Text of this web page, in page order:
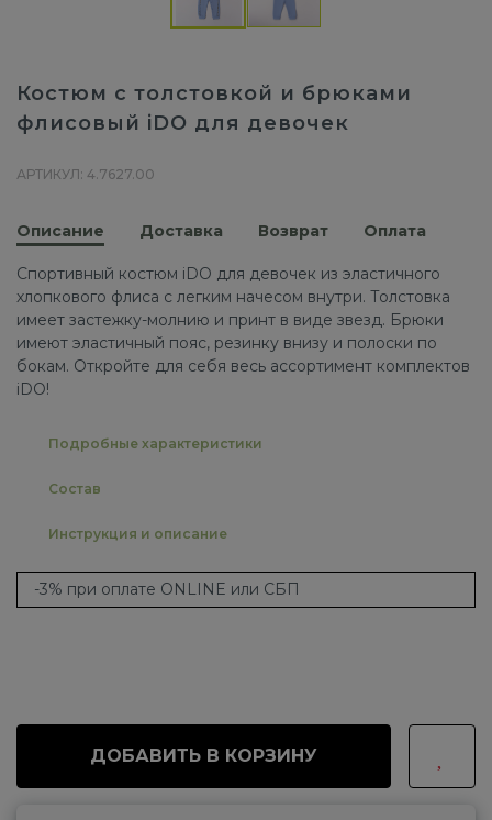
Костюм с толстовкой и брюками
флисовый iDO для девочек
АРТИКУЛ: 4.7627.00
Описание Доставка Возврат Оплата
Спортивный костюм iDO для девочек из эластичного
хлопкового флиса с легким начесом внутри. Толстовка
имеет застежку-молнию и принт в виде звезд. Брюки
имеют эластичный пояс, резинку внизу и полоски по
бокам. Откройте для себя весь ассортимент комплектов
iDO!
Подробные характеристики
Состав
Инструкция и описание
-3% при оплате ONLINE или СБП
ДОБАВИТЬ В КОРЗИНУ